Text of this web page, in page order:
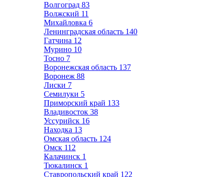
Волгоград 83
Волжский 11
Михайловка 6
Ленинградская область 140
Гатчина 12
Мурино 10
Тосно 7
Воронежская область 137
Воронеж 88
Лиски 7
Семилуки 5
Приморский край 133
Владивосток 38
Уссурийск 16
Находка 13
Омская область 124
Омск 112
Калачинск 1
Тюкалинск 1
Ставропольский край 122